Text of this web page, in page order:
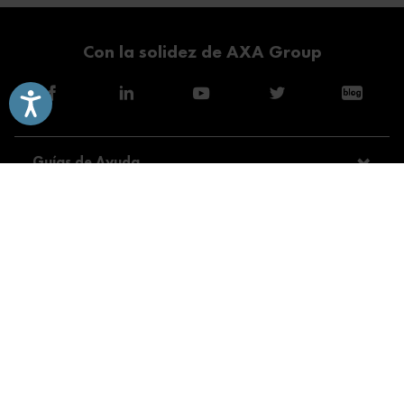
Accesibilidad
Con la solidez de AXA Group
Guías de Ayuda